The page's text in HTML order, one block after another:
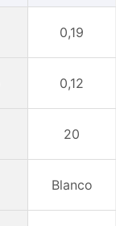
0,19
0,12
20
Blanco